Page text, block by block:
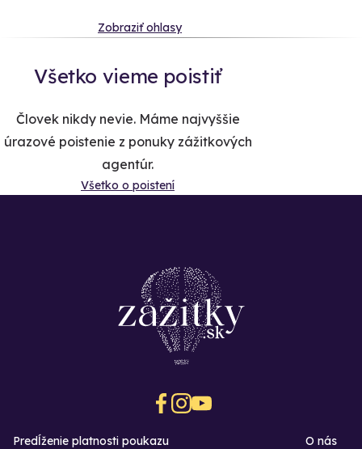
Zobraziť ohlasy
Všetko vieme poistiť
Človek nikdy nevie. Máme najvyššie
úrazové poistenie z ponuky zážitkových
agentúr.
Všetko o poistení
Predĺženie platnosti poukazu
O nás